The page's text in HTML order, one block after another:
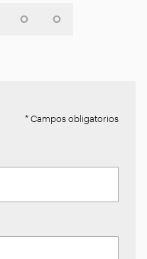
* Campos obligatorios